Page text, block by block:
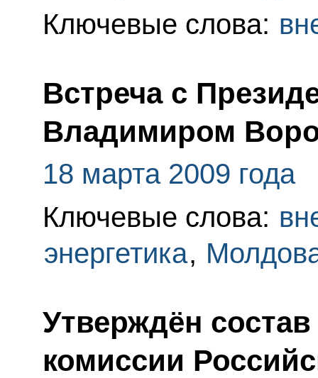
Ключевые слова:
Встреча с
Владимиром
18 марта 2009 года
Ключевые слова:
энергетика,
Утверждён
комиссии